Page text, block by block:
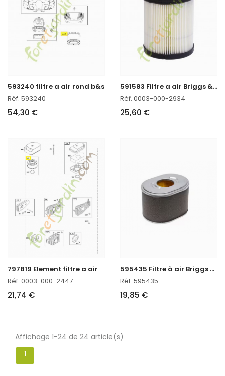
593240 filtre a air rond b&s
Réf. 593240
54,30 €
5
91583 Filtre a air Briggs & Stratton
Réf. 0003-000-2934
25,60 €
797819 Element filtre a air
Réf. 0003-000-2447
21,74 €
5
95435 Filtre à air Briggs & Stratton
Réf. 595435
19,85 €
Affichage 1-24 de 24 article(s)
1